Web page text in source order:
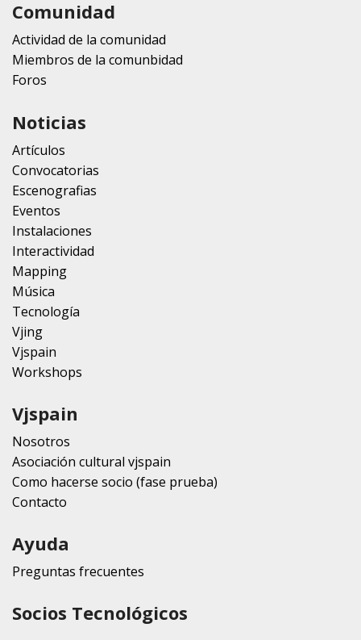
Comunidad
Actividad de la comunidad
Miembros de la comunbidad
Foros
Noticias
Artículos
Convocatorias
Escenografias
Eventos
Instalaciones
Interactividad
Mapping
Música
Tecnología
Vjing
Vjspain
Workshops
Vjspain
Nosotros
Asociación cultural vjspain
Como hacerse socio (fase prueba)
Contacto
Ayuda
Preguntas frecuentes
Socios Tecnológicos